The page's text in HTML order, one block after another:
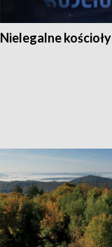
Nielegalne kościoły